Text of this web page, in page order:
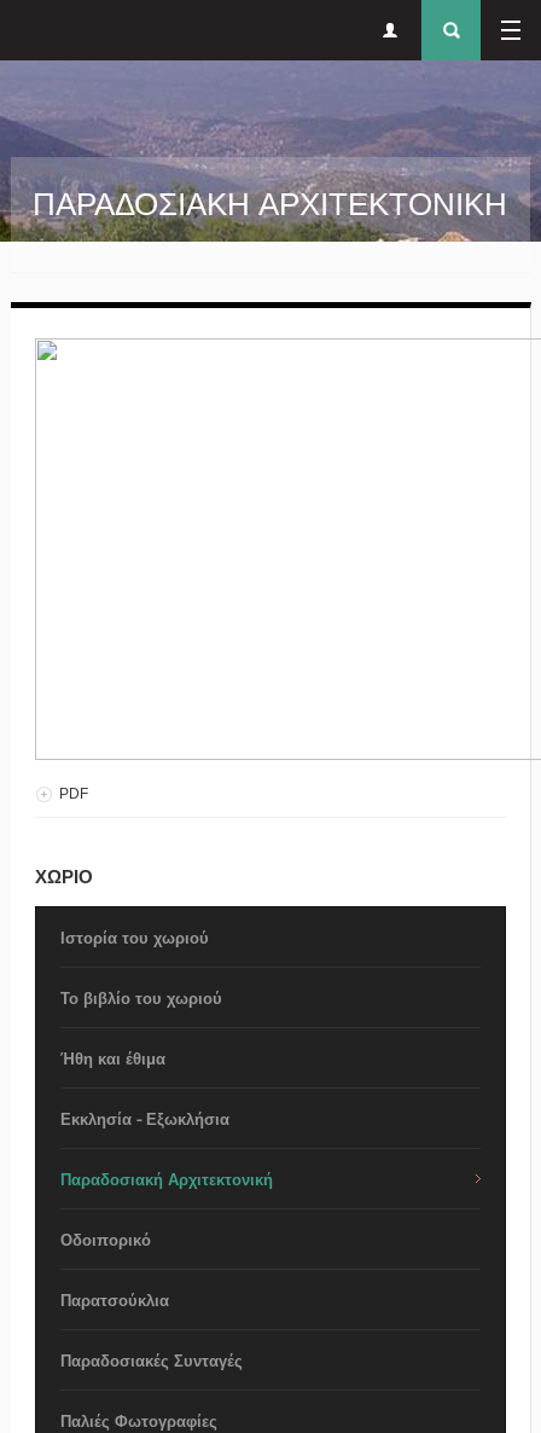
μενού
ΠΑΡΑΔΟΣΙΑΚΗ ΑΡΧΙΤΕΚΤΟΝΙΚΗ
PDF
ΧΩΡΙΟ
Ιστορία του χωριού
Το βιβλίο του χωριού
Ήθη και έθιμα
Εκκλησία - Εξωκλήσια
Παραδοσιακή Αρχιτεκτονική
Οδοιπορικό
Παρατσούκλια
Παραδοσιακές Συνταγές
Παλιές Φωτογραφίες